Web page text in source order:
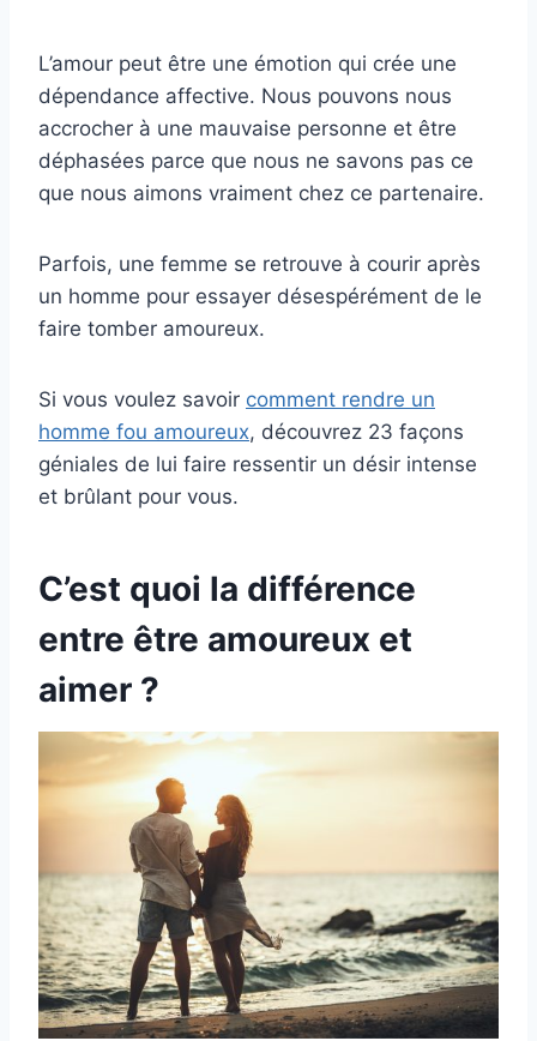
L’amour peut être une émotion qui crée une
dépendance affective. Nous pouvons nous
accrocher à une mauvaise personne et être
déphasées parce que nous ne savons pas ce
que nous aimons vraiment chez ce partenaire.
Parfois, une femme se retrouve à courir après
un homme pour essayer désespérément de le
faire tomber amoureux.
Si vous voulez savoir comment rendre un
homme fou amoureux, découvrez 23 façons
géniales de lui faire ressentir un désir intense
et brûlant pour vous.
C’est quoi la différence
entre être amoureux et
aimer ?